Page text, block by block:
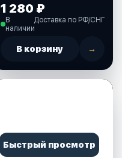
ручного подъема для
Mercury 30-40 л.с.
(893917A01)
1 280 ₽
В
наличии
Доставка по РФ/СНГ
В корзину →
Быстрый просмотр